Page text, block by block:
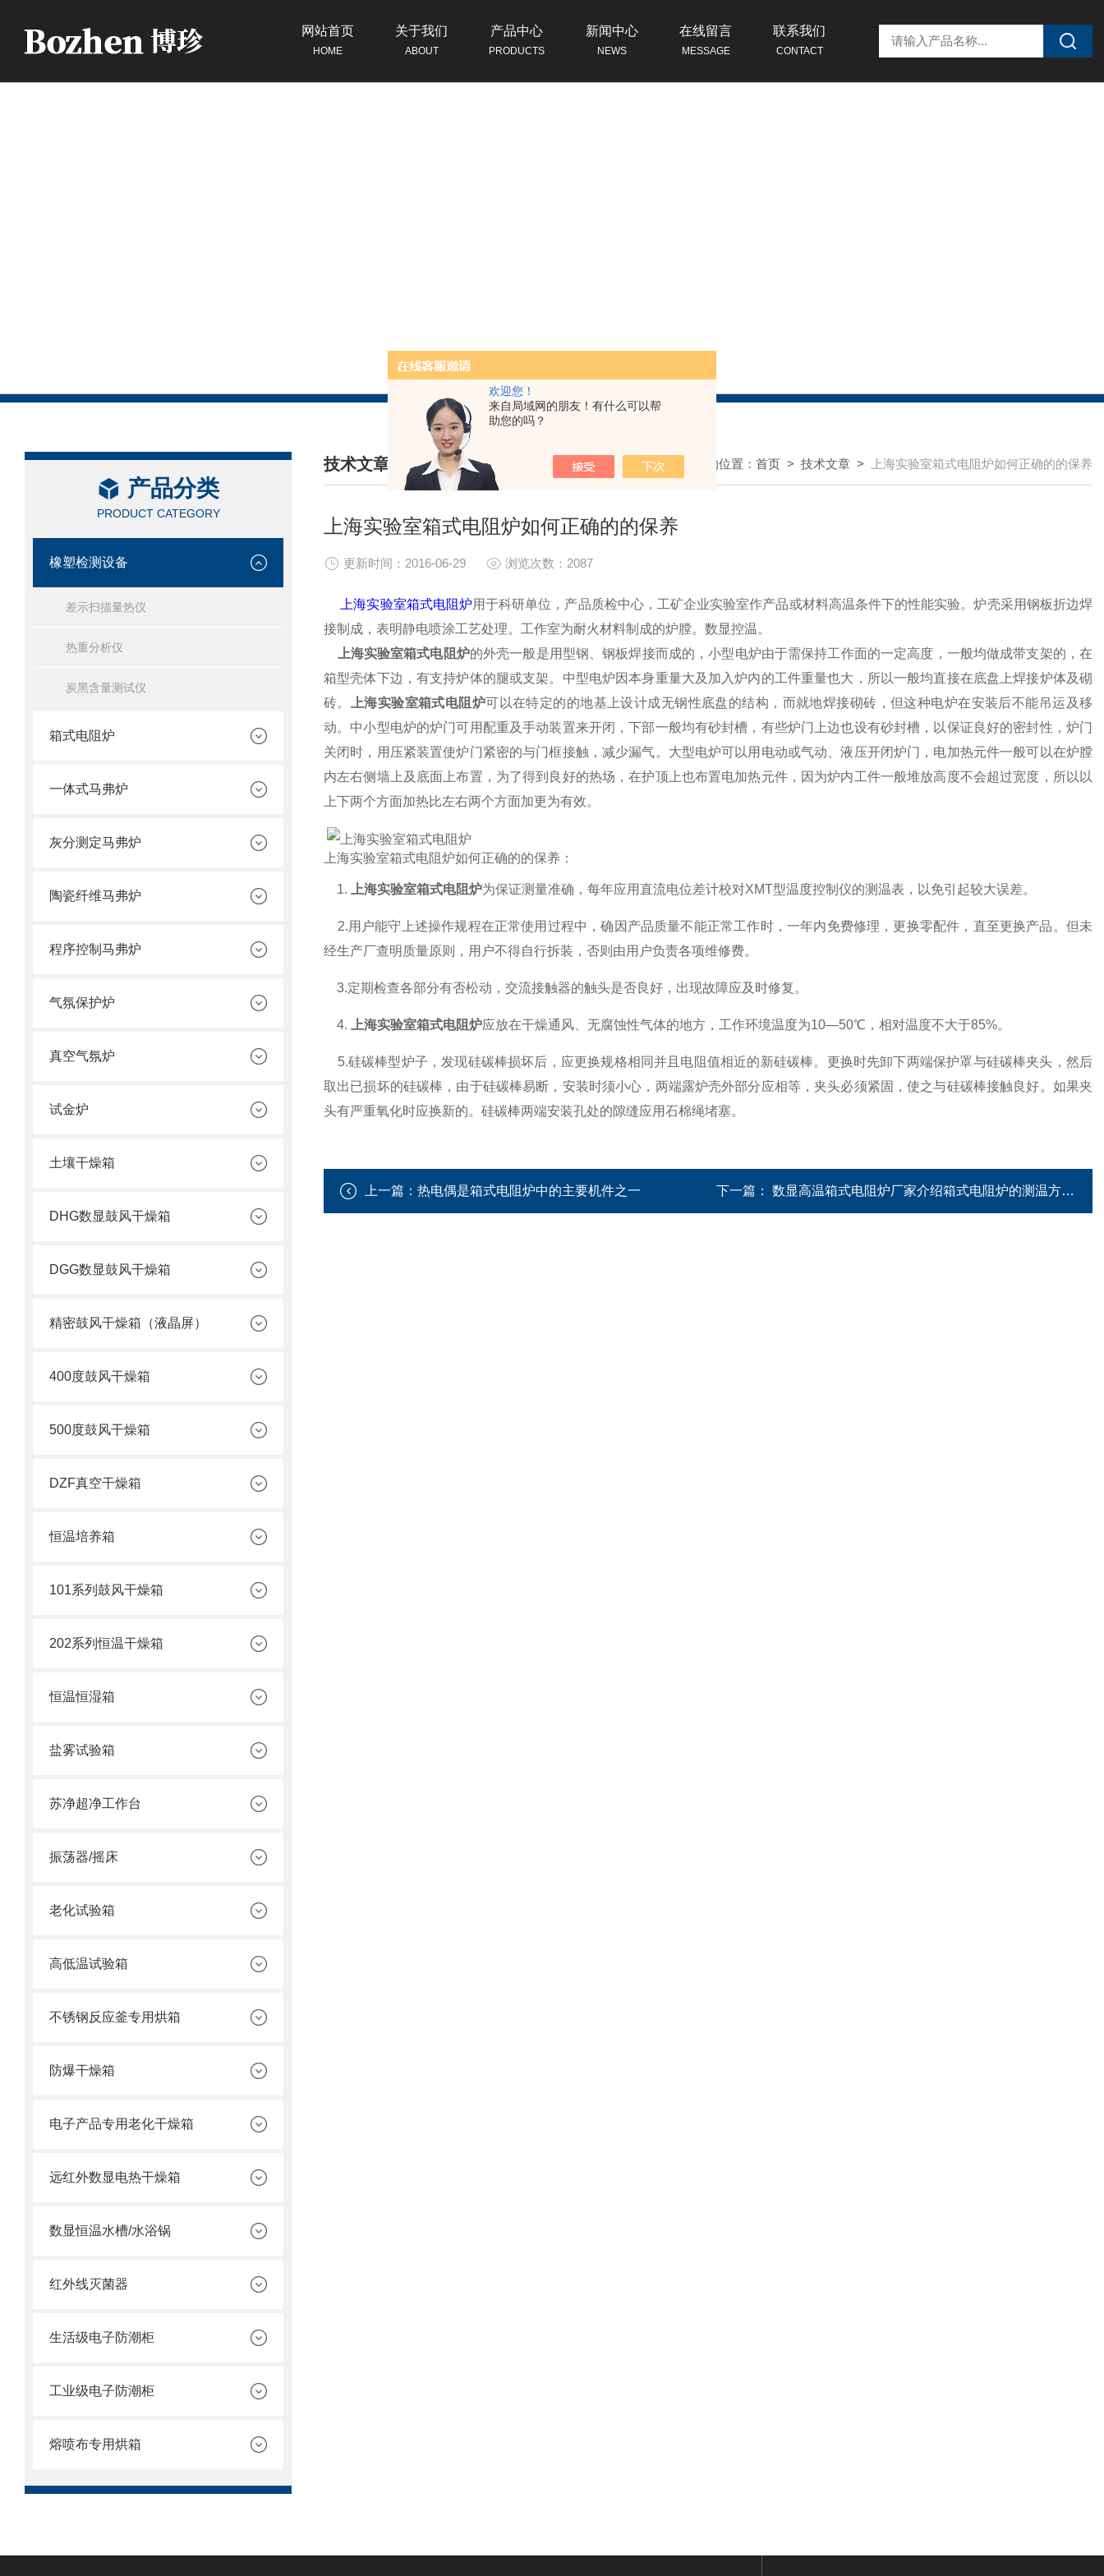
欢迎您！
来自局域网的朋友！有什么可以帮
助您的吗？
网站首页
HOME
关于我们
ABOUT
产品中心
PRODUCTS
新闻中心
NEWS
在线留言
MESSAGE
联系我们
CONTACT
产品分类
PRODUCT CATEGORY
橡塑检测设备
差示扫描量热仪
热重分析仪
炭黑含量测试仪
箱式电阻炉
一体式马弗炉
灰分测定马弗炉
陶瓷纤维马弗炉
程序控制马弗炉
气氛保护炉
真空气氛炉
试金炉
土壤干燥箱
DHG数显鼓风干燥箱
DGG数显鼓风干燥箱
精密鼓风干燥箱（液晶屏）
400度鼓风干燥箱
500度鼓风干燥箱
DZF真空干燥箱
恒温培养箱
101系列鼓风干燥箱
202系列恒温干燥箱
恒温恒湿箱
盐雾试验箱
苏净超净工作台
振荡器/摇床
老化试验箱
高低温试验箱
不锈钢反应釜专用烘箱
防爆干燥箱
电子产品专用老化干燥箱
远红外数显电热干燥箱
数显恒温水槽/水浴锅
红外线灭菌器
生活级电子防潮柜
工业级电子防潮柜
熔喷布专用烘箱
技术文章
/ TECHNICAL ARTICLES
我的位置： 首页 > 技术文章 > 上海实验室箱式电阻炉如何正确的的保养
上海实验室箱式电阻炉如何正确的的保养
更新时间：2016-06-29 浏览次数：2087
上海实验室箱式电阻炉用于科研单位，产品质检中心，工矿企业实验室作产品或材料高温条件下的性能实验。炉壳采用钢板折边焊
接制成，表明静电喷涂工艺处理。工作室为耐火材料制成的炉膛。数显控温。
上海实验室箱式电阻炉的外壳一般是用型钢、钢板焊接而成的，小型电炉由于需保持工作面的一定高度，一般均做成带支架的，在
箱型壳体下边，有支持炉体的腿或支架。中型电炉因本身重量大及加入炉内的工件重量也大，所以一般均直接在底盘上焊接炉体及砌
砖。
上海实验室箱式电阻炉可以在特定的的地基上设计成无钢性底盘的结构，而就地焊接砌砖，但这种电炉在安装后不能吊运及移
动。中小型电炉的炉门可用配重及手动装置来开闭，下部一般均有砂封槽，有些炉门上边也设有砂封槽，以保证良好的密封性，炉门
关闭时，用压紧装置使炉门紧密的与门框接触，减少漏气。大型电炉可以用电动或气动、液压开闭炉门，电加热元件一般可以在炉膛
内左右侧墙上及底面上布置，为了得到良好的热场，在护顶上也布置电加热元件，因为炉内工件一般堆放高度不会超过宽度，所以以
上下两个方面加热比左右两个方面加更为有效。
上海实验室箱式电阻炉如何正确的的保养：
1. 上海实验室箱式电阻炉为保证测量准确，每年应用直流电位差计校对XMT型温度控制仪的测温表，以免引起较大误差。
2.用户能守上述操作规程在正常使用过程中，确因产品质量不能正常工作时，一年内免费修理，更换零配件，直至更换产品。但未
经生产厂查明质量原则，用户不得自行拆装，否则由用户负责各项维修费。
3.定期检查各部分有否松动，交流接触器的触头是否良好，出现故障应及时修复。
4. 上海实验室箱式电阻炉应放在干燥通风、无腐蚀性气体的地方，工作环境温度为10—50℃，相对温度不大于85%。
5.硅碳棒型炉子，发现硅碳棒损坏后，应更换规格相同并且电阻值相近的新硅碳棒。更换时先卸下两端保护罩与硅碳棒夹头，然后
取出已损坏的硅碳棒，由于硅碳棒易断，安装时须小心，两端露炉壳外部分应相等，夹头必须紧固，使之与硅碳棒接触良好。如果夹
头有严重氧化时应换新的。硅碳棒两端安装孔处的隙缝应用石棉绳堵塞。
上一篇： 热电偶是箱式电阻炉中的主要机件之一 下一篇： 数显高温箱式电阻炉厂家介绍箱式电阻炉的测温方法